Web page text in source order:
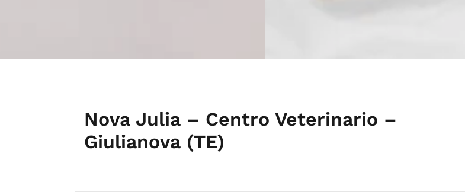
Nova Julia – Centro Veterinario –
Giulianova (TE)